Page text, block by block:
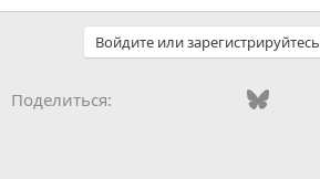
Войдите или
Поделиться: Odnoklassniki
Mail.ruBluesky